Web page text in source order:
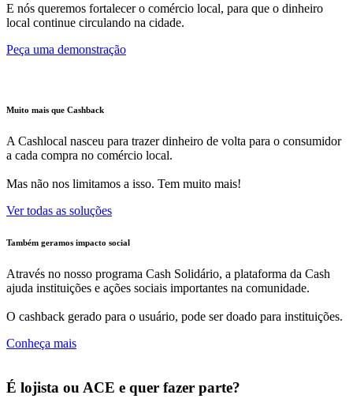
E nós queremos fortalecer o comércio local, para que o dinheiro
local continue circulando na cidade.
Peça uma demonstração
Muito mais que Cashback
A Cashlocal nasceu para trazer dinheiro de volta para o consumidor
a cada compra no comércio local.
Mas não nos limitamos a isso. Tem muito mais!
Ver todas as soluções
Também geramos impacto social
Através no nosso programa Cash Solidário, a plataforma da Cash
ajuda instituições e ações sociais importantes na comunidade.
O cashback gerado para o usuário, pode ser doado para instituições.
Conheça mais
É lojista ou ACE e quer fazer parte?